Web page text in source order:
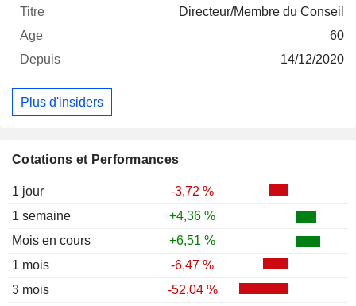
Cotations et Performances
1 jour
-3,72 %
1 semaine
+4,36 %
Mois en cours
+6,51 %
1 mois
-6,47 %
3 mois
-52,04 %
Directeur/Membre du Conseil
60
14/12/2020
Plus d'insiders